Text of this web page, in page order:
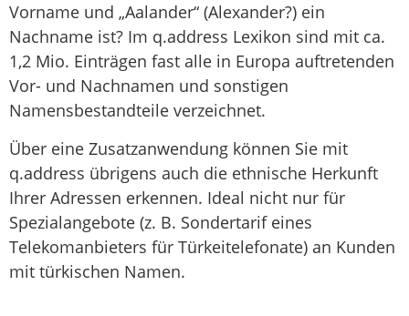
Vorname und „Aalander“ (Alexander?) ein
Nachname ist? Im q.address Lexikon sind mit ca.
1,2 Mio. Einträgen fast alle in Europa auftretenden
Vor- und Nachnamen und sonstigen
Namensbestandteile verzeichnet.
Über eine Zusatzanwendung können Sie mit
q.address übrigens auch die ethnische Herkunft
Ihrer Adressen erkennen. Ideal nicht nur für
Spezialangebote (z. B. Sondertarif eines
Telekomanbieters für Türkeitelefonate) an Kunden
mit türkischen Namen.